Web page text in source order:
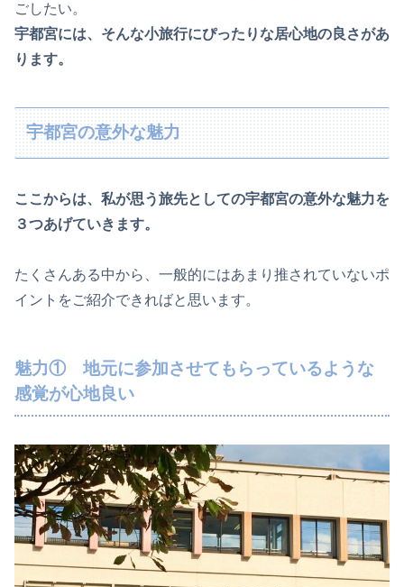
ごしたい。
宇都宮には、そんな小旅行にぴったりな居心地の良さがあ
ります。
宇都宮の意外な魅力
ここからは、私が思う旅先としての宇都宮の意外な魅力を
３つあげていきます。
たくさんある中から、一般的にはあまり推されていないポ
イントをご紹介できればと思います。
魅力① 地元に参加させてもらっているような
感覚が心地良い